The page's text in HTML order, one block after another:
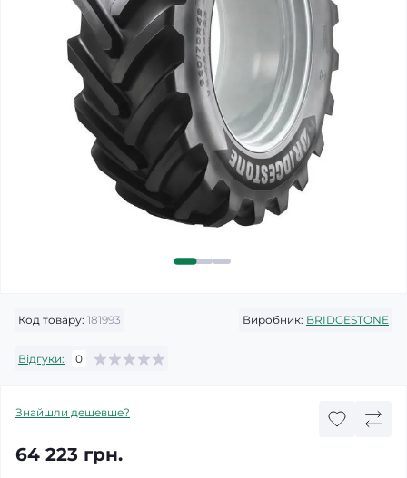
Код товару: 181993 Виробник: BRIDGESTONE
Відгуки: 0
Знайшли дешевше?
64 223 грн.